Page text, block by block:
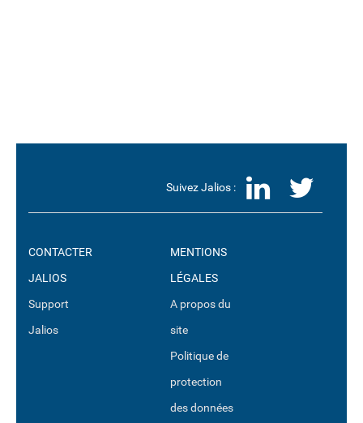
Suivez Jalios :
CONTACTER
JALIOS
Support
Jalios
MENTIONS
LÉGALES
A propos du
site
Politique de
protection
des données